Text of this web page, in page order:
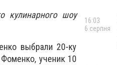
кулинарного шоу
выбрали 20-ку
ученик 10
16:03
6 серпня